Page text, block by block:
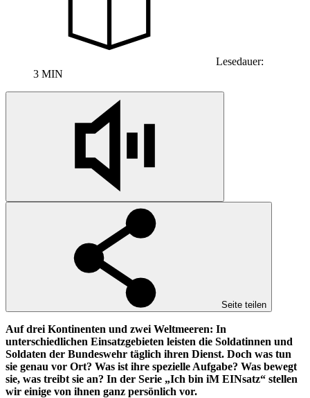
Lesedauer:
3 MIN
Seite teilen
Auf drei Kontinenten und zwei Weltmeeren: In
unterschiedlichen Einsatzgebieten leisten die Soldatinnen und
Soldaten der Bundeswehr täglich ihren Dienst. Doch was tun
sie genau vor Ort? Was ist ihre spezielle Aufgabe? Was bewegt
sie, was treibt sie an? In der Serie „Ich bin iM EINsatz“ stellen
wir einige von ihnen ganz persönlich vor.